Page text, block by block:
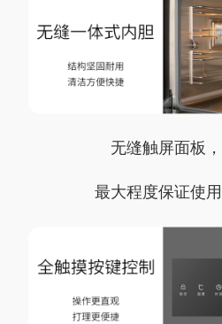
无缝触屏面板
最大程度保证使